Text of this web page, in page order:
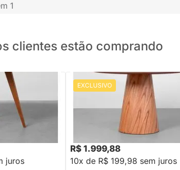
1
clientes estão comprando
Redonda Louro
juros
EXCLUSIVO PRONTA ENTREGA
Mesa de Jantar Daddi Redonda
Cinamomo - 1,10m
-28% Economize R$ 800
R$ 1.999,88
10x de R$ 199,98 sem juros